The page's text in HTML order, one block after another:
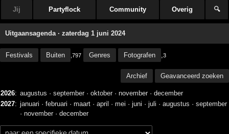
Jij Partyflock Community Overig 🔍
Uitgaansagenda · zaterdag 1 juni 2024
Festivals Buiten ,797 Genres Fotografen ,3
Archief Geavanceerd zoeken
2026: augustus · september· oktober· november· december
2027: januari · februari · maart · april · mei · juni · juli · augustus · september
· november· december